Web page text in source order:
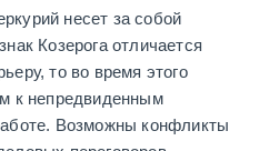
несет за собой
Козерога отличается
то во время этого
к непредвиденным
Возможны конфликты